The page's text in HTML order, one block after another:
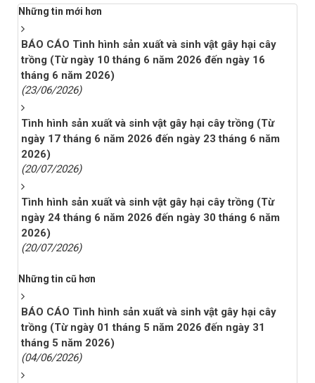
Những tin mới hơn
BÁO CÁO Tình hình sản xuất và sinh vật gây hại cây
trồng (Từ ngày 10 tháng 6 năm 2026 đến ngày 16
tháng 6 năm 2026)
(23/06/2026)
Tình hình sản xuất và sinh vật gây hại cây trồng (Từ
ngày 17 tháng 6 năm 2026 đến ngày 23 tháng 6 năm
2026)
(20/07/2026)
Tình hình sản xuất và sinh vật gây hại cây trồng (Từ
ngày 24 tháng 6 năm 2026 đến ngày 30 tháng 6 năm
2026)
(20/07/2026)
Những tin cũ hơn
BÁO CÁO Tình hình sản xuất và sinh vật gây hại cây
trồng (Từ ngày 01 tháng 5 năm 2026 đến ngày 31
tháng 5 năm 2026)
(04/06/2026)